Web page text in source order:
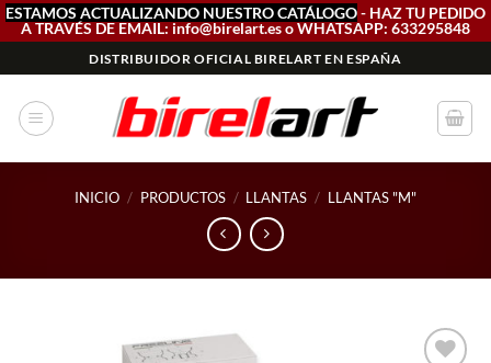
ESTAMOS ACTUALIZANDO NUESTRO CATÁLOGO- HAZ TU PEDIDO
A TRAVÉS DE EMAIL: info@birelart.es o WHATSAPP: 633295848
al
contenido
DISTRIBUIDOR OFICIAL BIRELART EN ESPAÑA
INICIO / PRODUCTOS / LLANTAS / LLANTAS "M"